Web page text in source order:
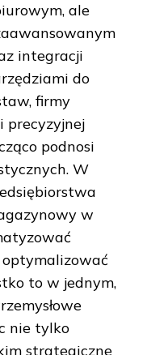
ale
integracji
do
firmy
precyzyjnej
podnosi
W
w
optymalizować
to w jednym,
nie tylko
strategiczne